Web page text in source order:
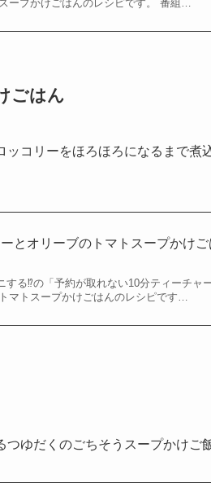
ープかけごはんのレシピです。 番組…
ごはん
ッコリーをほろほろになるまで煮
とオリーブのトマトスープかけ
する⁉の「予約が取れない10分ティーチャ
マトスープかけごはんのレシピです…
ゆだくのごちそうスープかけご